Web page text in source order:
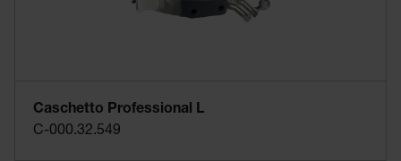
Caschetto Professional L
C-000.32.549